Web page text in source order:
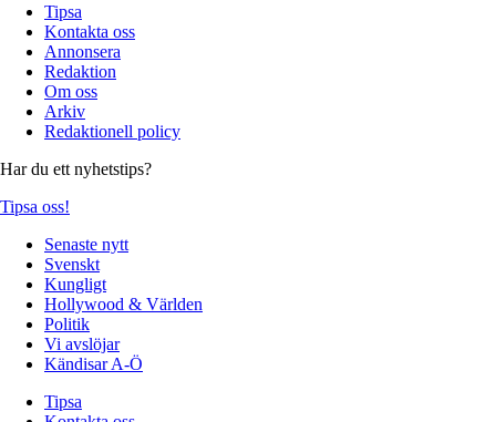
Tipsa
Kontakta oss
Annonsera
Redaktion
Om oss
Arkiv
Redaktionell policy
Har du ett nyhetstips?
Tipsa oss!
Senaste nytt
Svenskt
Kungligt
Hollywood & Världen
Politik
Vi avslöjar
Kändisar A-Ö
Tipsa